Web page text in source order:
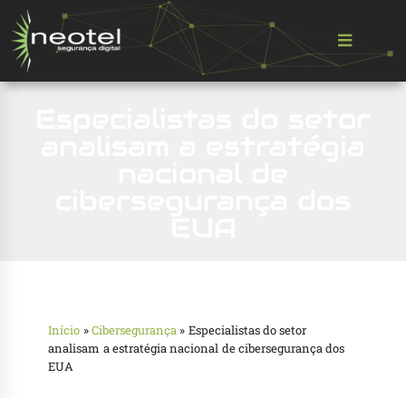
Início »Cibersegurança » Especialistas do setor
analisam a estratégia nacional de cibersegurança dos
EUA